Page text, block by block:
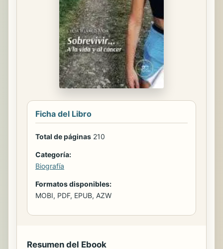
Ficha del Libro
Total de páginas 210
Categoría:
Biografía
Formatos disponibles:
MOBI, PDF, EPUB, AZW
Resumen del Ebook